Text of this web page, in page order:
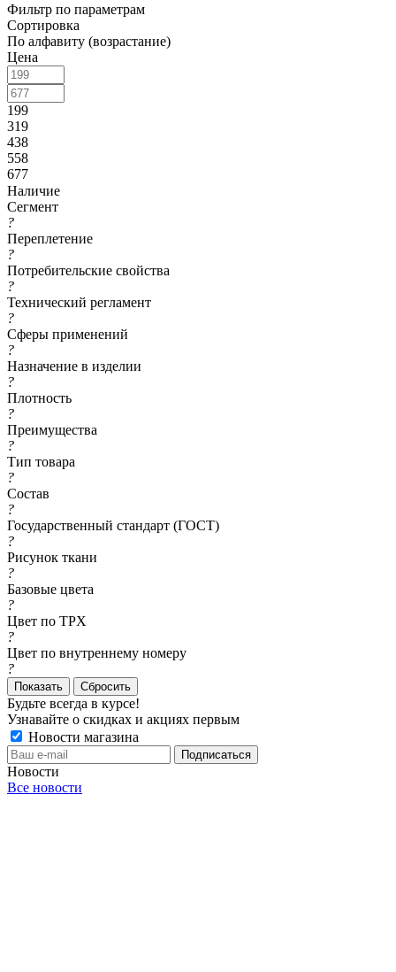
Фильтр по параметрам
Сортировка
По алфавиту (возрастание)
Цена
199
319
438
558
677
Наличие
Сегмент
?
Переплетение
?
Потребительские свойства
?
Технический регламент
?
Сферы применений
?
Назначение в изделии
?
Плотность
?
Преимущества
?
Тип товара
?
Состав
?
Государственный стандарт (ГОСТ)
?
Рисунок ткани
?
Базовые цвета
?
Цвет по TPX
?
Цвет по внутреннему номеру
?
Сбросить
Будьте всегда в курсе!
Узнавайте о скидках и акциях первым
Новости магазина
Новости
Все новости